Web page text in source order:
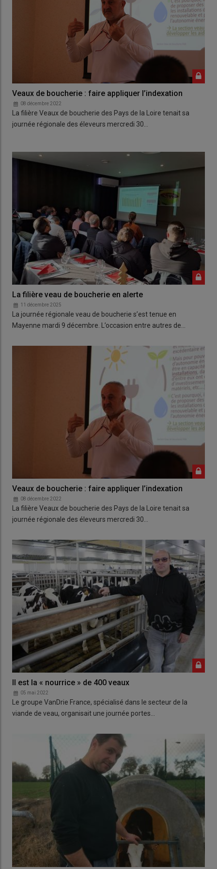
Veaux de boucherie : faire appliquer l’indexation
08 décembre 2022
La filière Veaux de boucherie des Pays de la Loire tenait sa
journée régionale des éleveurs mercredi 30…
La filière veau de boucherie en alerte
11 décembre 2025
La journée régionale veau de boucherie s’est tenue en
Mayenne mardi 9 décembre. L’occasion entre autres de…
Veaux de boucherie : faire appliquer l’indexation
08 décembre 2022
La filière Veaux de boucherie des Pays de la Loire tenait sa
journée régionale des éleveurs mercredi 30…
Il est la « nourrice » de 400 veaux
05 mai 2022
Le groupe VanDrie France, spécialisé dans le secteur de la
viande de veau, organisait une journée portes…